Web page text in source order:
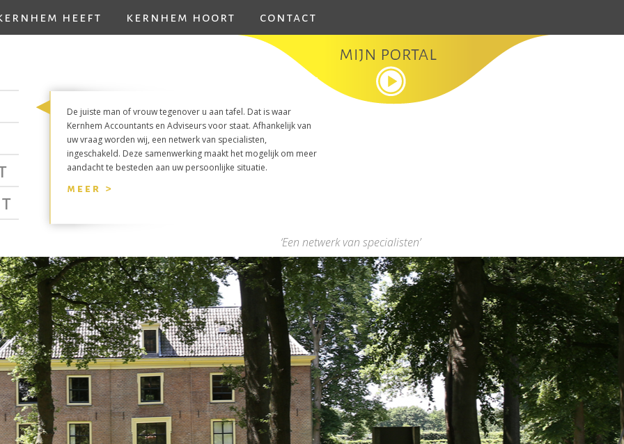
heeft kernhem hoort contact
De juiste man of vrouw tegenover u aan tafel. Dat is waar
Kernhem Accountants en Adviseurs voor staat. Afhankelijk van
uw vraag worden wij, een netwerk van specialisten,
ingeschakeld. Deze samenwerking maakt het mogelijk om meer
aandacht te besteden aan uw persoonlijke situatie.
meer >
‘Een netwerk van specialisten’